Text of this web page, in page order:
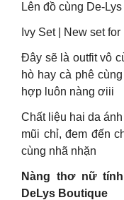
Lên đồ cùng De-
Ivy Set | New set
Đây sẽ là outfit vô
hò hay cà phê
hợp luôn nàng ơiii
Chất liệu hai da
mũi chỉ, đem đến
cùng nhã nhặn
Nàng thơ nữ
DeLys Boutique